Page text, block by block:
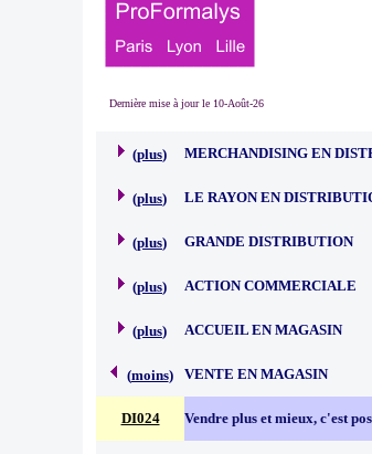
Dernière mise à jour le 10-Août-26
(plus) MERCHANDISING EN
(plus) LE RAYON EN
(plus) GRANDE DISTRIBUTION
(plus) ACTION COMMERCIALE
(plus) ACCUEIL EN MAGASIN
(moins) VENTE EN MAGASIN
DI024 Vendre plus et mieux, c'est